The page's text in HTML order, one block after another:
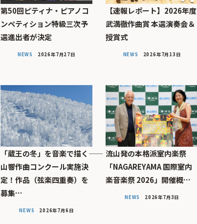
第50回ピティナ・ピアノコ
ンペティション特級三次予
選進出者が決定
NEWS 2026年7月27日
【速報レポート】2026年度
武満徹作曲賞 本選演奏会＆
授賞式
NEWS 2026年7月13日
「蔵王の冬」を音楽で描く――
山響作曲コンクール実施決
定！作品（弦楽四重奏）を
募集…
NEWS 2026年7月6日
流山発の本格派室内楽祭
「NAGAREYAMA 国際室内
楽音楽祭 2026」開催概…
NEWS 2026年7月3日